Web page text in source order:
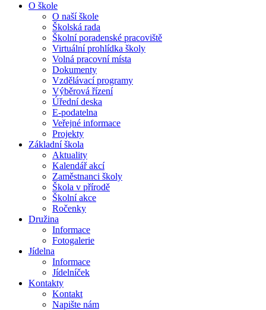
O škole
O naší škole
Školská rada
Školní poradenské pracoviště
Virtuální prohlídka školy
Volná pracovní místa
Dokumenty
Vzdělávací programy
Výběrová řízení
Úřední deska
E-podatelna
Veřejné informace
Projekty
Základní škola
Aktuality
Kalendář akcí
Zaměstnanci školy
Škola v přírodě
Školní akce
Ročenky
Družina
Informace
Fotogalerie
Jídelna
Informace
Jídelníček
Kontakty
Kontakt
Napište nám